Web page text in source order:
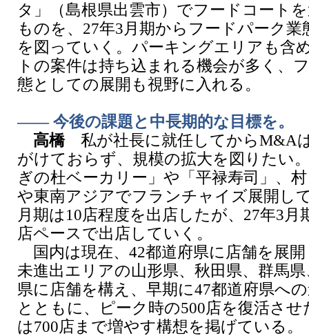
タ」（島根県出雲市）でフードコート
ものを、27年3月期からフードパーク
を図っていく。パーキングエリアも含
トの案件は持ち込まれる機会が多く、
態としての展開も視野に入れる。
―― 今後の課題と中長期的な目標を。
高橋私が社長に就任してからM&A
がけておらず、規模の拡大を図りたい
ぎの杜ベーカリー」や「平禄寿司」、
や東南アジアでフランチャイズ展開し
月期は10店程度を出店したが、27年3月
店ペースで出店していく。
国内は現在、42都道府県に店舗を展
未進出エリアの山形県、秋田県、群馬
県に店舗を構え、早期に47都道府県へ
とともに、ピーク時の500店を復活さ
は700店まで増やす構想を掲げている。